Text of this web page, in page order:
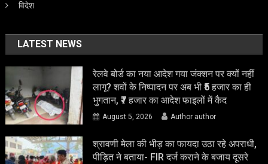
विदेश
LATEST NEWS
रेलवे बोर्ड का नया आदेश गया जंक्शन पर क्यों नहीं
लागू? शवों के निष्पादन पर अब भी ₹5 हजार का ही
भुगतान, ₹7 हजार का आदेश फाइलों में कैद
August 5, 2026 Author author
श्रावणी मेला की भीड़ का फायदा उठा रहे अपराधी,
पीड़ित ने बताया- FIR दर्ज कराने के बजाय दूसरे